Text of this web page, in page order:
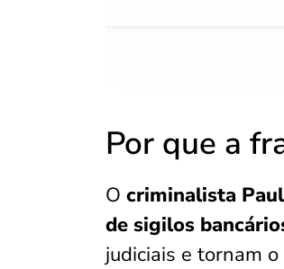
Por que a
O criminalista
de sigilos
judiciais e tornam